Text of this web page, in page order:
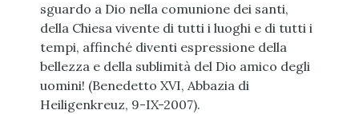
sguardo a Dio nella comunione dei santi,
della Chiesa vivente di tutti i luoghi e di tutti i
tempi, affinché diventi espressione della
bellezza e della sublimità del Dio amico degli
uomini! (Benedetto XVI, Abbazia di
Heiligenkreuz, 9-IX-2007).